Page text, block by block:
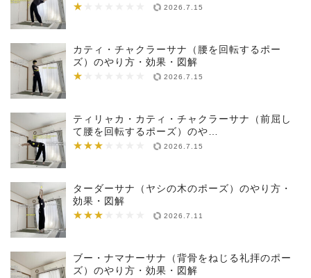
★
★★★★★★★ 2026.7.15
カティ・チャクラーサナ（腰を回転するポー
ズ）のやり方・効果・図解
★
★★★★★★★ 2026.7.15
ティリャカ・カティ・チャクラーサナ（前屈し
て腰を回転するポーズ）のや…
★★★
★★★★★★★ 2026.7.15
ターダーサナ（ヤシの木のポーズ）のやり方・
効果・図解
★★★
★★★★★★★ 2026.7.11
ブー・ナマナーサナ（背骨をねじる礼拝のポー
ズ）のやり方・効果・図解